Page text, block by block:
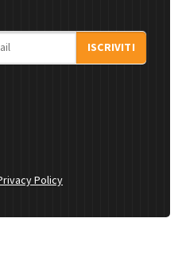
ISCRIVITI
Policy